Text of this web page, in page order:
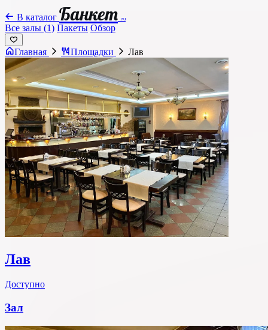
В каталог Банкет .ru
Все залы (1) Пакеты Обзор
Главная Площадки Лав
Лав
Доступно
Зал